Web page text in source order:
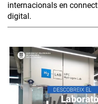
internacionals en
digital.